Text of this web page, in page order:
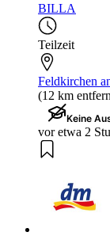
BILLA
Teilzeit
Feldkirchen
(12 km
Keine
vor etwa 2